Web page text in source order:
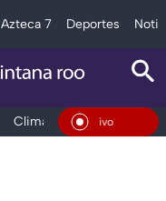
Azteca 7 Deportes
Clima Tráfico En